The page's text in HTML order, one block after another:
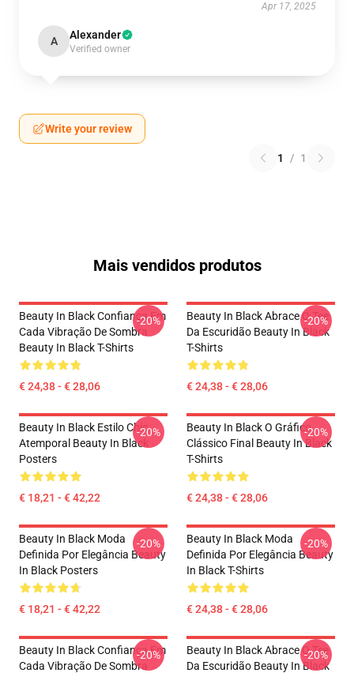
Apr 17, 2025
A Alexander
Verified owner
Write your review
1 / 1
Mais vendidos produtos
Beauty In Black Confiança Em
Cada Vibração De Sombra
Beauty In Black T-Shirts
€ 24,38 - € 28,06
-20%
Beauty In Black Abrace O Tee
Da Escuridão Beauty In Black
T-Shirts
€ 24,38 - € 28,06
-20%
Beauty In Black Estilo Chic
Atemporal Beauty In Black
Posters
€ 18,21 - € 42,22
-20%
Beauty In Black O Gráfico
Clássico Final Beauty In Black
T-Shirts
€ 24,38 - € 28,06
-20%
Beauty In Black Moda
Definida Por Elegância Beauty
In Black Posters
€ 18,21 - € 42,22
-20%
Beauty In Black Moda
Definida Por Elegância Beauty
In Black T-Shirts
€ 24,38 - € 28,06
-20%
Beauty In Black Confiança Em
Cada Vibração De Sombra
-20%
Beauty In Black Abrace O Tee
Da Escuridão Beauty In Black
-20%